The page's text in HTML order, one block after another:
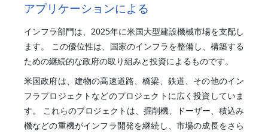
アプリケーションによる
インフラ部門は、2025年に米国大型建設機械市場を支配し
ます。 この優位性は、国家のインフラを整備し、構築する
ための継続的な政府の取り組みと投資によるものです。
米国政府は、建物の高速道路、橋梁、鉄道、その他のイン
フラプロジェクトなどのプロジェクトに広く投資していま
す。 これらのプロジェクトは、掘削機、ドーザー、積込み
機などの重機がインフラ開発を継続し、市場の成長をさら